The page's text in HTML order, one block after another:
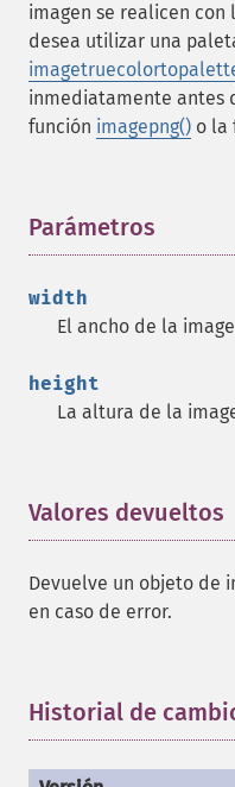
imagen se realicen con
desea utilizar una
inmediatamente antes
función imagepng() o la
Parámetros
width
El ancho de la
height
La altura de la
Valores devueltos
Devuelve un objeto de
en caso de error.
Historial de